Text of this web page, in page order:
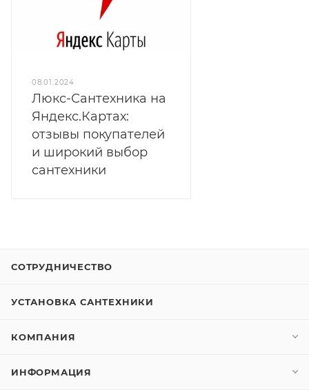
08.01.2024
Люкс-Сантехника на
Яндекс.Картах:
отзывы покупателей
и широкий выбор
сантехники
СОТРУДНИЧЕСТВО
УСТАНОВКА САНТЕХНИКИ
КОМПАНИЯ
ИНФОРМАЦИЯ